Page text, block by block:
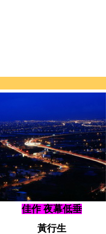
佳作 夜幕低垂
黃行生